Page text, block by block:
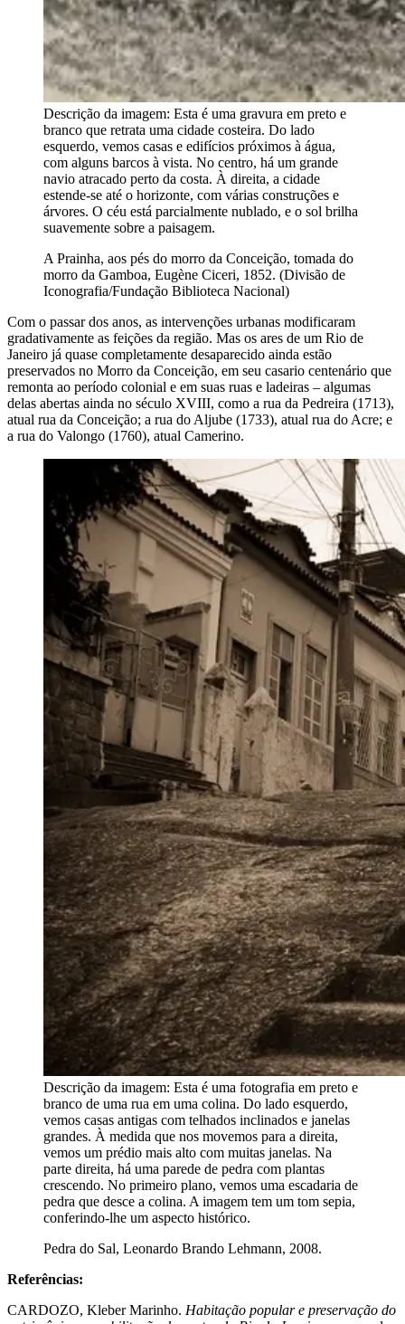
Descrição da imagem: Esta é uma gravura em preto e
branco que retrata uma cidade costeira. Do lado
esquerdo, vemos casas e edifícios próximos à água,
com alguns barcos à vista. No centro, há um grande
navio atracado perto da costa. À direita, a cidade
estende-se até o horizonte, com várias construções e
árvores. O céu está parcialmente nublado, e o sol brilha
suavemente sobre a paisagem.
A Prainha, aos pés do morro da Conceição, tomada do
morro da Gamboa, Eugène Ciceri, 1852. (Divisão de
Iconografia/Fundação Biblioteca Nacional)
Com o passar dos anos, as intervenções urbanas modificaram
gradativamente as feições da região. Mas os ares de um Rio de
Janeiro já quase completamente desaparecido ainda estão
preservados no Morro da Conceição, em seu casario centenário que
remonta ao período colonial e em suas ruas e ladeiras – algumas
delas abertas ainda no século XVIII, como a rua da Pedreira (1713),
atual rua da Conceição; a rua do Aljube (1733), atual rua do Acre; e
a rua do Valongo (1760), atual Camerino.
Descrição da imagem: Esta é uma fotografia em preto e
branco de uma rua em uma colina. Do lado esquerdo,
vemos casas antigas com telhados inclinados e janelas
grandes. À medida que nos movemos para a direita,
vemos um prédio mais alto com muitas janelas. Na
parte direita, há uma parede de pedra com plantas
crescendo. No primeiro plano, vemos uma escadaria de
pedra que desce a colina. A imagem tem um tom sepia,
conferindo-lhe um aspecto histórico.
Pedra do Sal, Leonardo Brando Lehmann, 2008.
Referências:
CARDOZO, Kleber Marinho. Habitação popular e preservação do